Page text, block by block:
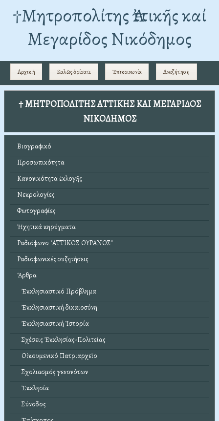
†Mητροπολίτης Ἀττικῆς καί
Μεγαρίδος Νικόδημος
Αρχική Καλῶς ὁρίσατε Ἐπικοινωνία Αναζήτηση
† ΜΗΤΡΟΠΟΛΙΤΗΣ ΑΤΤΙΚΗΣ ΚΑΙ ΜΕΓΑΡΙΔΟΣ
ΝΙΚΟΔΗΜΟΣ
Βιογραφικό
Προσωπικότητα
Κανονικότητα ἐκλογῆς
Νεκρολογίες
Φωτογραφίες
Ἠχητικά κηρύγματα
Ραδιόφωνο "ΑΤΤΙΚΟΣ ΟΥΡΑΝΟΣ"
Ραδιοφωνικές συζητήσεις
Ἄρθρα
Ἐκκλησιαστικό Πρόβλημα
Ἐκκλησιαστική δικαιοσύνη
Ἐκκλησιαστική Ἱστορία
Σχέσεις Ἐκκλησίας-Πολιτείας
Οἰκουμενικό Πατριαρχεῖο
Σχολιασμός γενονότων
Ἐκκλησία
Σύνοδος